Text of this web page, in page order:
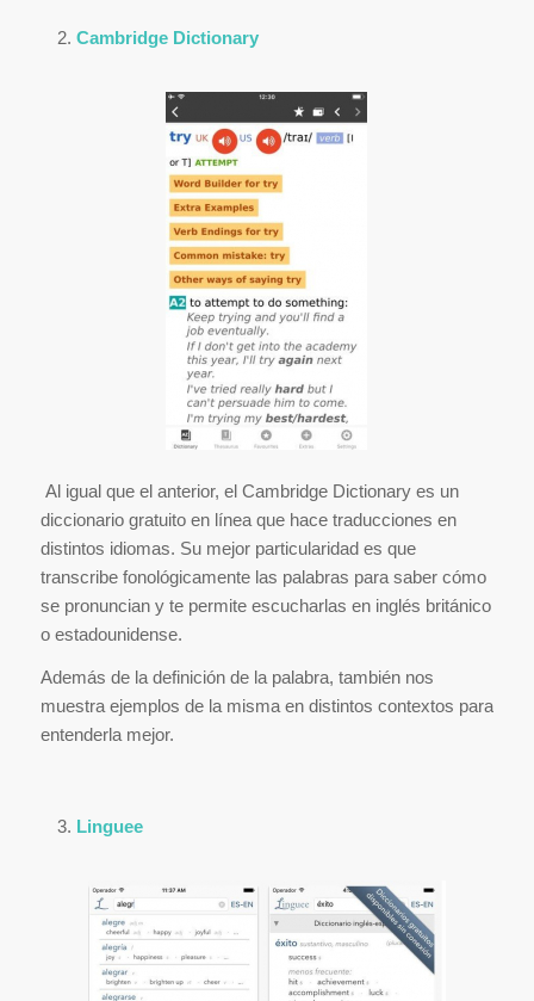
Cambridge Dictionary
Al igual que el anterior, el Cambridge Dictionary es un
diccionario gratuito en línea que hace traducciones en
distintos idiomas. Su mejor particularidad es que
transcribe fonológicamente las palabras para saber cómo
se pronuncian y te permite escucharlas en inglés británico
o estadounidense.
Además de la definición de la palabra, también nos
muestra ejemplos de la misma en distintos contextos para
entenderla mejor.
Linguee